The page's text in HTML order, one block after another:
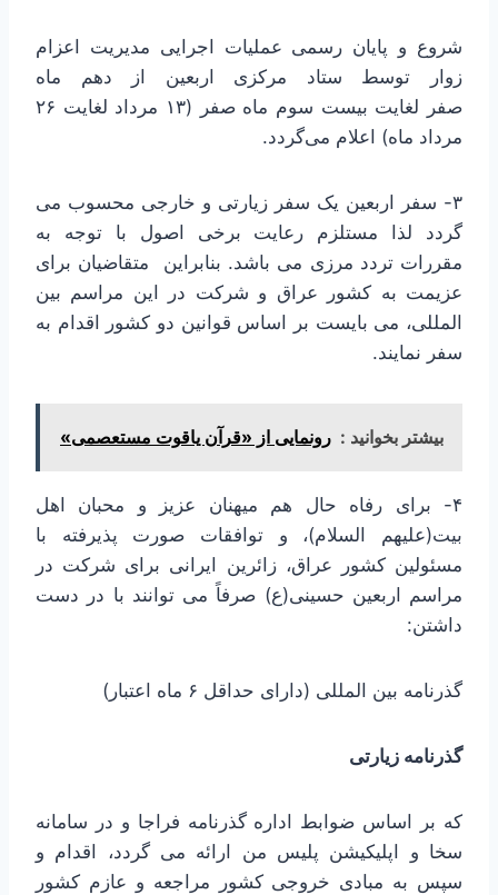
شروع و پایان رسمی عملیات اجرایی مدیریت اعزام
زوار توسط ستاد مرکزی اربعین از دهم ماه
صفر لغایت بیست سوم ماه صفر (۱۳ مرداد لغایت ۲۶
مرداد ماه) اعلام می‌گردد.
۳- سفر اربعین یک سفر زیارتی و خارجی محسوب می
گردد لذا مستلزم رعایت برخی اصول با توجه به
مقررات تردد مرزی می باشد. بنابراین متقاضیان برای
عزیمت به کشور عراق و شرکت در این مراسم بین
المللی، می بایست بر اساس قوانین دو کشور اقدام به
سفر نمایند.
بیشتر بخوانید : رونمایی از «قرآن یاقوت مستعصمی»
۴- برای رفاه حال هم میهنان عزیز و محبان اهل
بیت(علیهم السلام)، و توافقات صورت پذیرفته با
مسئولین کشور عراق، زائرین ایرانی برای شرکت در
مراسم اربعین حسینی(ع) صرفاً می توانند با در دست
داشتن:
گذرنامه بین المللی (دارای حداقل ۶ ماه اعتبار)
گذرنامه زیارتی
که بر اساس ضوابط اداره گذرنامه فراجا و در سامانه
سخا و اپلیکیشن پلیس من ارائه می گردد، اقدام و
سپس به مبادی خروجی کشور مراجعه و عازم کشور